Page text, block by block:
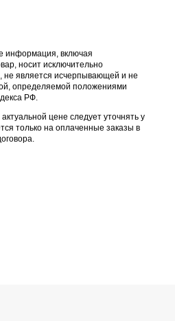
информация, включая
носит исключительно
не является исчерпывающей и не
определяемой положениями
РФ.
цене следует уточнять у
только на оплаченные заказы в